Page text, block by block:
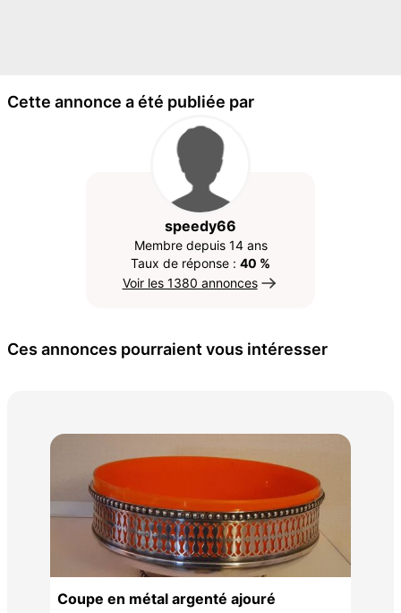
Cette annonce a été publiée par
speedy66
Membre depuis 14 ans
Taux de réponse : 40 %
Voir les 1380 annonces
Ces annonces pourraient vous intéresser
Coupe en métal argenté ajouré